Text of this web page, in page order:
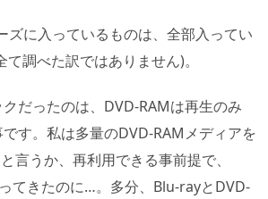
ズに入っているものは、全部入ってい
調べた訳ではありません)。
だったのは、DVD-RAMは再生のみ
す。私は多量のDVD-RAMメディアを
言うか、再利用できる事前提で、
てきたのに…。多分、Blu-rayとDVD-